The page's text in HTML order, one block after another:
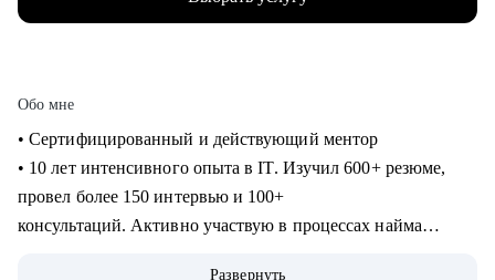
Обо мне
• Сертифицированный и действующий ментор
• 10 лет интенсивного опыта в IT. Изучил 600+ резюме,
провел более 150 интервью и 100+
консультаций. Активно участвую в процессах найма
Развернуть